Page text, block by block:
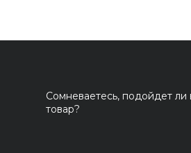
Сомневаетесь, подойдет ли
товар?